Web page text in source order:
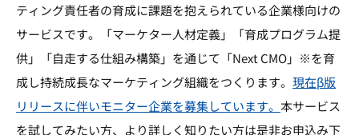
ティング責任者の育成に課題を抱えられている企業様向けの
サービスです。「マーケター人材定義」「育成プログラム提
供」「自走する仕組み構築」を通じて「Next CMO」※を育
成し持続成長なマーケティング組織をつくります。 現在β版
リリースに伴いモニター企業を募集しています。 本サービス
を試してみたい方、より詳しく知りたい方は是非お申込み下